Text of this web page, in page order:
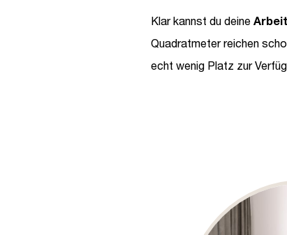
Klar kannst du deine
Quadratmeter reichen
echt wenig Platz zur
Bildergalerie